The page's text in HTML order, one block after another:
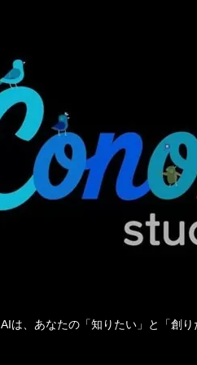
AIは、あなたの「知りたい」と「創